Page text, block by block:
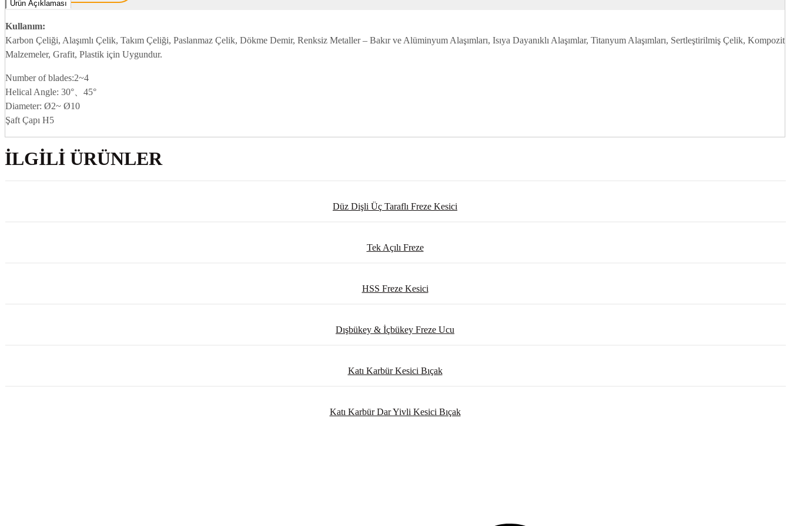
Ürün Açıklaması
Kullanım:
Karbon Çeliği, Alaşımlı Çelik, Takım Çeliği, Paslanmaz Çelik, Dökme Demir, Renksiz Metaller – Bakır ve Alüminyum Alaşımları, Isıya Dayanıklı Alaşımlar, Titanyum Alaşımları, Sertleştirilmiş Çelik, Kompozit
Malzemeler, Grafit, Plastik için Uygundur.
Number of blades:2~4
Helical Angle: 30°、45°
Diameter: Ø2~ Ø10
Şaft Çapı H5
İLGILI ÜRÜNLER
Düz Dişli Üç Taraflı Freze Kesici
Tek Açılı Freze
HSS Freze Kesici
Dışbükey & İçbükey Freze Ucu
Katı Karbür Kesici Bıçak
Katı Karbür Dar Yivli Kesici Bıçak